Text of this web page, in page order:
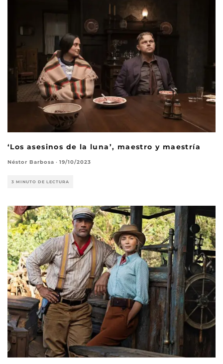
‘Los asesinos de la luna’, maestro y maestría
Néstor Barbosa · 19/10/2023
3 MINUTO DE LECTURA